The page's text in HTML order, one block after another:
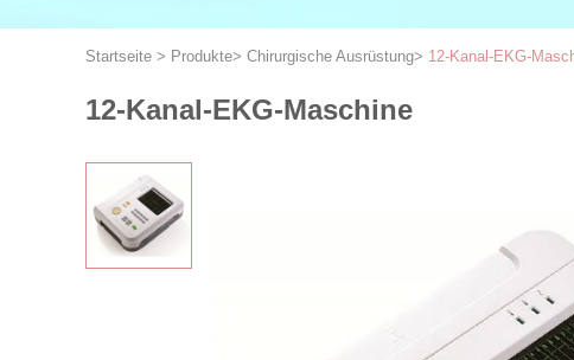
Startseite > Produkte> Chirurgische Ausrüstung> 12-Kanal-EKG-
12-Kanal-EKG-Maschine